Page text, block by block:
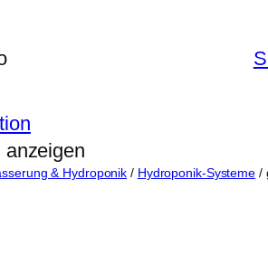
anzeigen
& Hydroponik / Hydroponik-Systeme /